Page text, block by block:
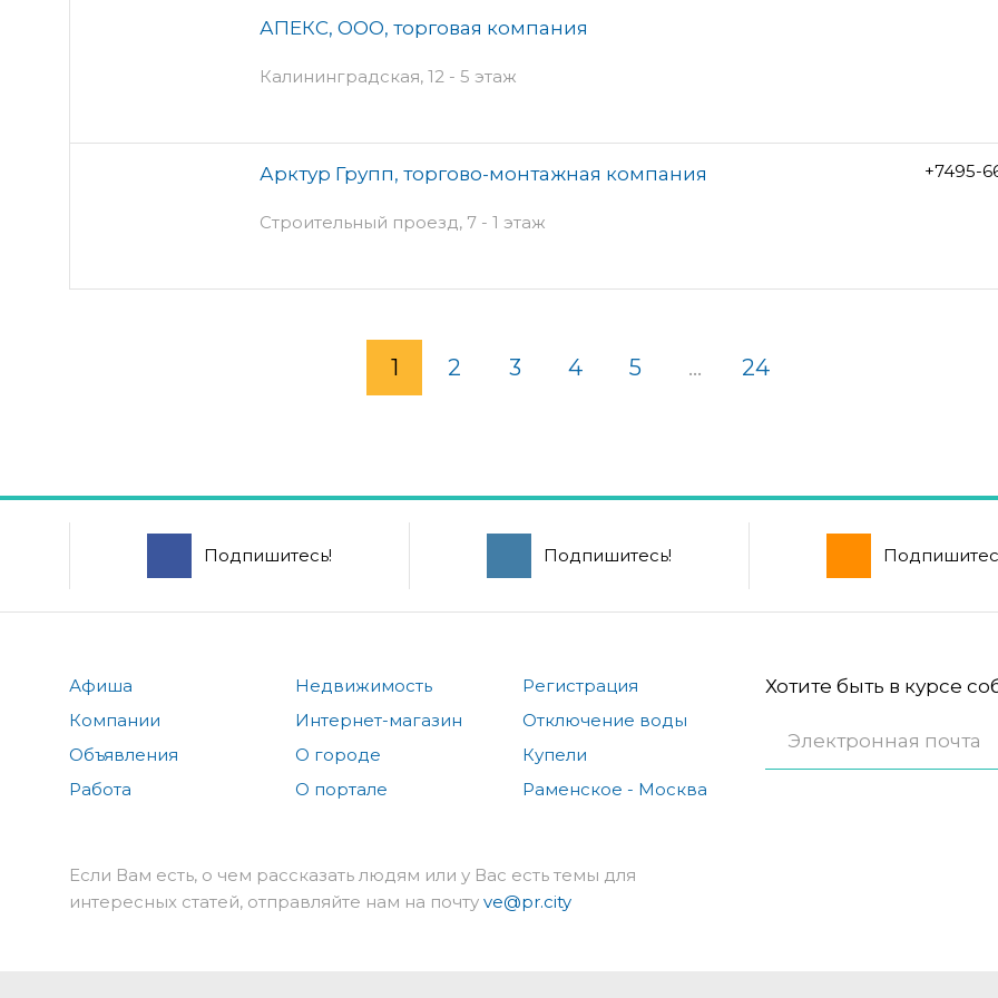
АПЕКС, ООО, торговая компания
Калининградская, 12 - 5 этаж
Арктур Групп, торгово-монтажная компания
Строительный проезд, 7 - 1 этаж
+7495-
1 2 3 4 5 ... 24
Подпишитесь! Подпишитесь!
Афиша
Компании
Объявления
Работа
Недвижимость
Интернет-магазин
О городе
О портале
Регистрация
Отключение воды
Купели
Раменское - Москва
Хотите быть в курсе
Если Вам есть, о чем рассказать людям или у Вас есть темы для
интересных статей, отправляйте нам на почту ve@pr.city